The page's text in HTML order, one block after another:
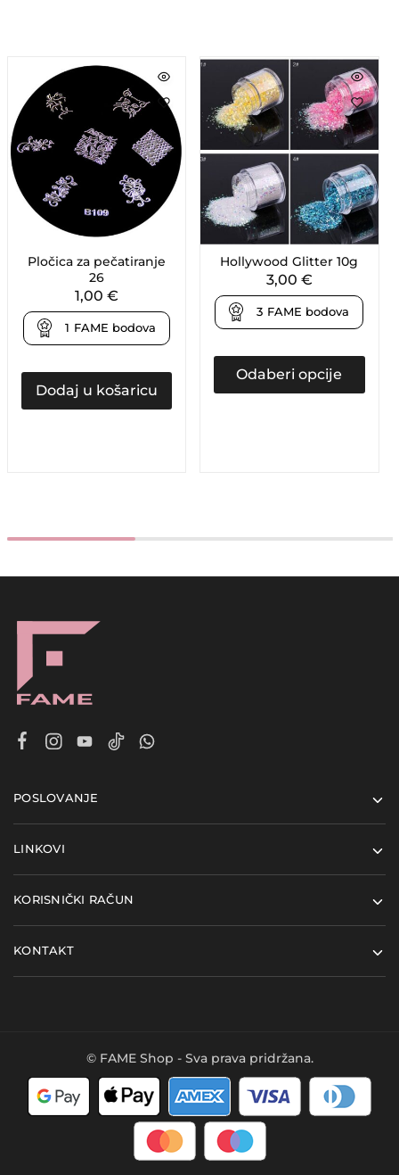
Pločica za pečatiranje
26
1,00 €
1 FAME bodova
Dodaj u košaricu
Hollywood Glitter 10g
3,00 €
3 FAME bodova
Odaberi opcije
POSLOVANJE
LINKOVI
KORISNIČKI RAČUN
KONTAKT
© FAME Shop - Sva prava pridržana.
Kupi ovaj proizvod i
FAME bodova- u
Dodaj u košaricu